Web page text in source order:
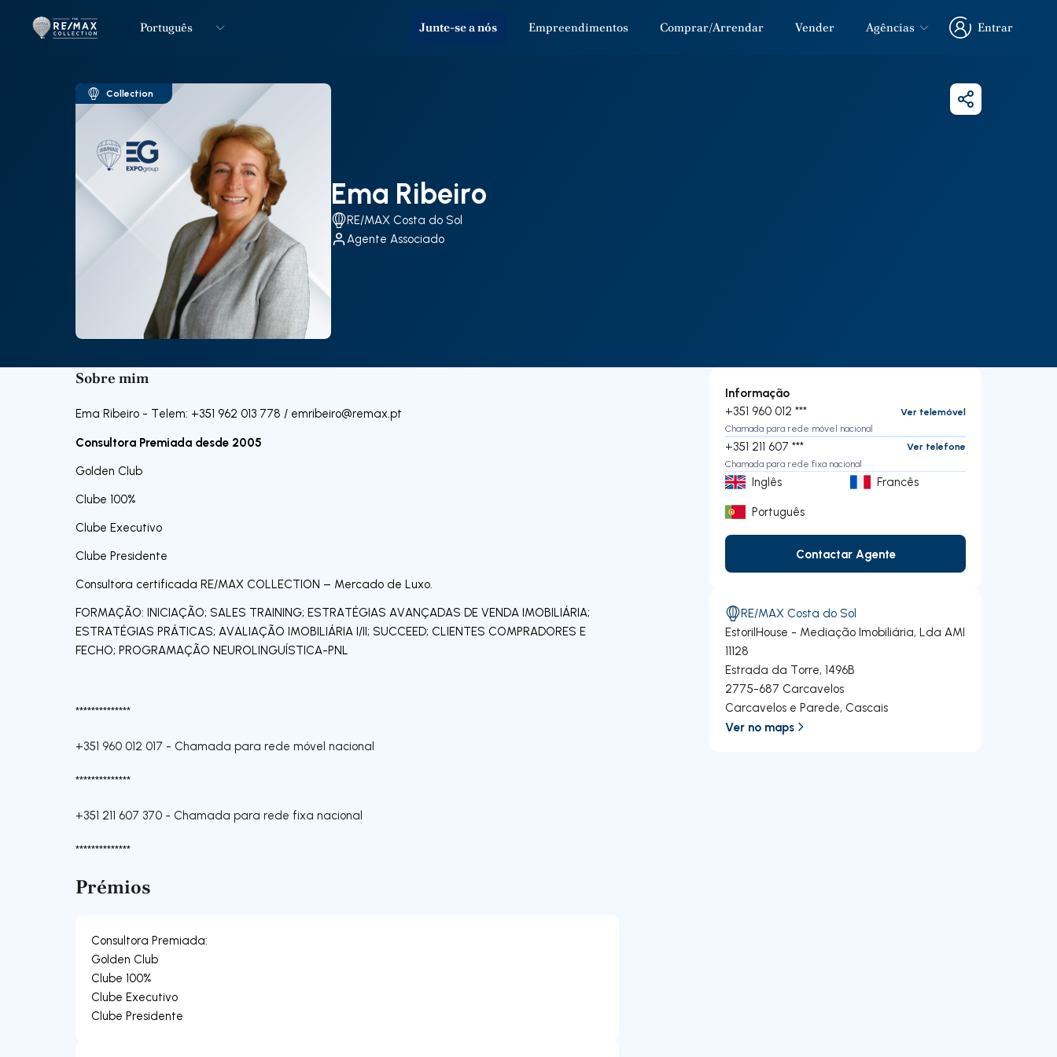
LogoIr para página inicial
Português Junte-se a nós Empreendimentos Comprar/Arrendar Vender Agências
Entrar
Entrar
Collection
Ema Ribeiro
RE/MAX Costa do Sol
Agente Associado
Partilhar
Sobre mim
Ema Ribeiro - Telem: +351 962 013 778 / emribeiro@remax.pt
Consultora Premiada desde 2005
Golden Club
Clube 100%
Clube Executivo
Clube Presidente
Consultora certificada RE/MAX COLLECTION – Mercado de Luxo.
FORMAÇÃO: INICIAÇÃO; SALES TRAINING; ESTRATÉGIAS AVANÇADAS DE VENDA IMOBILIÁRIA;
ESTRATÉGIAS PRÁTICAS; AVALIAÇÃO IMOBILIÁRIA I/II; SUCCEED; CLIENTES COMPRADORES E
FECHO; PROGRAMAÇÃO NEUROLINGUÍSTICA-PNL
**************
+351 960 012 017 - Chamada para rede móvel nacional
**************
+351 211 607 370 - Chamada para rede fixa nacional
**************
Prémios
Consultora Premiada:
Golden Club
Clube 100%
Clube Executivo
Clube Presidente
Informação
+351 960 012 ***
Ver telemóvel
Chamada para rede móvel nacional
+351 211 607 ***
Ver telefone
Chamada para rede fixa nacional
Inglês
Francês
Português
Contactar Agente
Contactar Agente
RE/MAX Costa do Sol
EstorilHouse - Mediação Imobiliária, Lda AMI
11128
Estrada da Torre, 1496B
2775-687 Carcavelos
Carcavelos e Parede, Cascais
Ver no maps